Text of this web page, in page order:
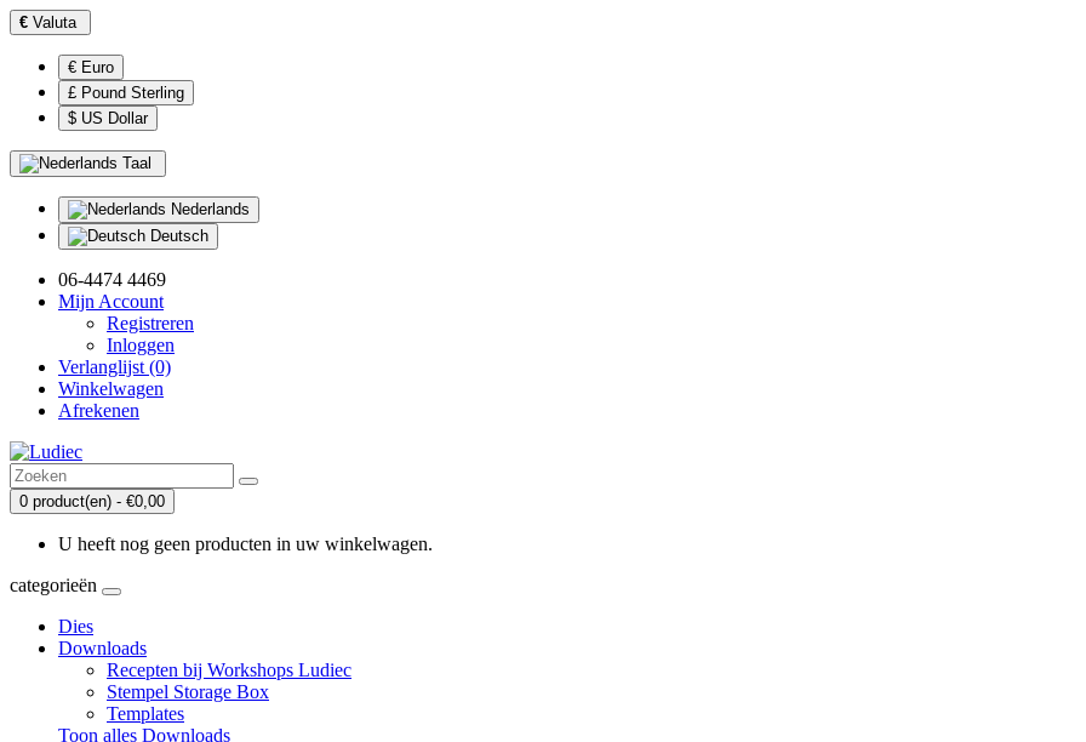
€ Valuta
€ Euro
£ Pound Sterling
$ US Dollar
Taal
Nederlands
Deutsch
06-4474 4469
Mijn Account
Registreren
Inloggen
Verlanglijst (0)
Winkelwagen
Afrekenen
0 product(en) - €0,00
U heeft nog geen producten in uw winkelwagen.
categorieën
Dies
Downloads
Recepten bij Workshops Ludiec
Stempel Storage Box
Templates
Toon alles Downloads